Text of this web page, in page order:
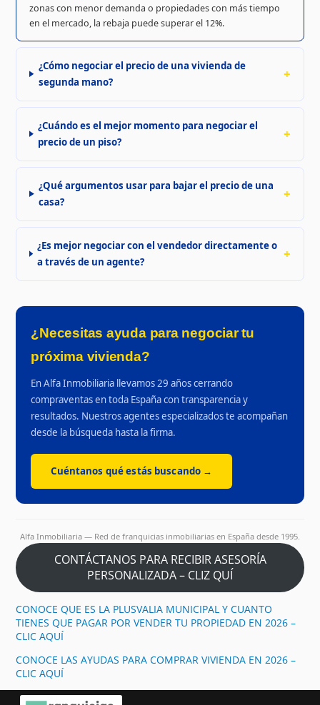
zonas con menor demanda o propiedades con más tiempo
en el mercado, la rebaja puede superar el 12%.
¿Cómo negociar el precio de una vivienda de
segunda mano?
¿Cuándo es el mejor momento para negociar el
precio de un piso?
¿Qué argumentos usar para bajar el precio de una
casa?
¿Es mejor negociar con el vendedor directamente o
a través de un agente?
¿Necesitas ayuda para negociar tu
próxima vivienda?
En Alfa Inmobiliaria llevamos 29 años cerrando
compraventas en toda España con transparencia y
resultados. Nuestros agentes especializados te acompañan
desde la búsqueda hasta la firma.
Cuéntanos qué estás buscando →
Alfa Inmobiliaria — Red de franquicias inmobiliarias en España desde 1995.
CONTÁCTANOS PARA RECIBIR ASESORÍA
PERSONALIZADA – CLIZ QUÍ
CONOCE QUE ES LA PLUSVALIA MUNICIPAL Y CUANTO
TIENES QUE PAGAR POR VENDER TU PROPIEDAD EN 2026 –
CLIC AQUÍ
CONOCE LAS AYUDAS PARA COMPRAR VIVIENDA EN 2026 –
CLIC AQUÍ